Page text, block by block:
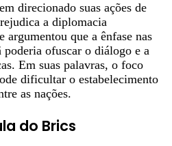
direcionado suas ações de
a diplomacia
argumentou que a ênfase nas
ofuscar o diálogo e a
Em suas palavras, o foco
dificultar o estabelecimento
as nações.
do Brics